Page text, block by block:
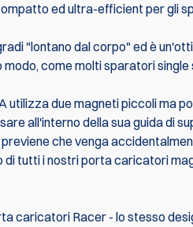
ed ultra-efficient per gli
"lontano dal corpo" ed è
come molti sparatori single
utilizza due magneti piccoli ma
all'interno della sua guida di
che venga
tutti i nostri porta caricatori
caricatori Racer - lo stesso